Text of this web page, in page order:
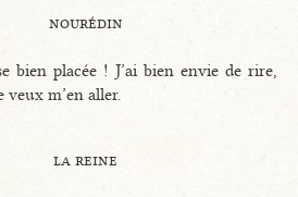
nourédin
bien placée ! J’ai bien envie de rire,
m’en aller.
la reine